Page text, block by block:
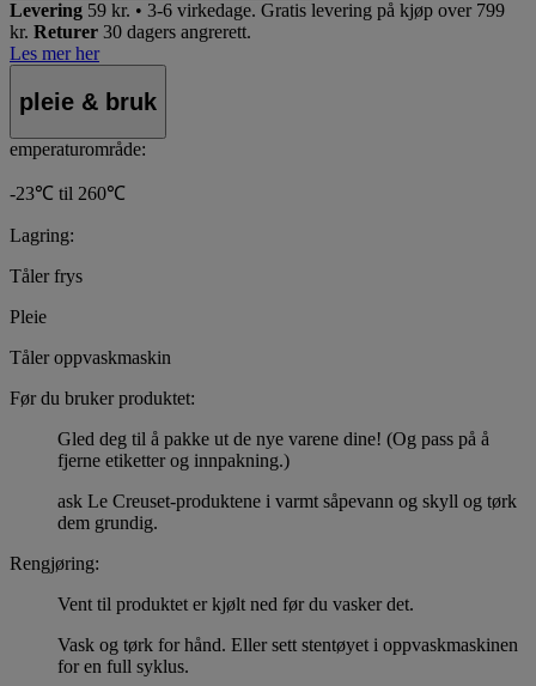
Levering 59 kr. • 3-6 virkedage. Gratis levering på kjøp over 799
kr. Returer 30 dagers angrerett.
Les mer her
pleie & bruk
emperaturområde:
-23℃ til 260℃
Lagring:
Tåler frys
Pleie
Tåler oppvaskmaskin
Før du bruker produktet:
Gled deg til å pakke ut de nye varene dine! (Og pass på å
fjerne etiketter og innpakning.)
ask Le Creuset-produktene i varmt såpevann og skyll og tørk
dem grundig.
Rengjøring:
Vent til produktet er kjølt ned før du vasker det.
Vask og tørk for hånd. Eller sett stentøyet i oppvaskmaskinen
for en full syklus.